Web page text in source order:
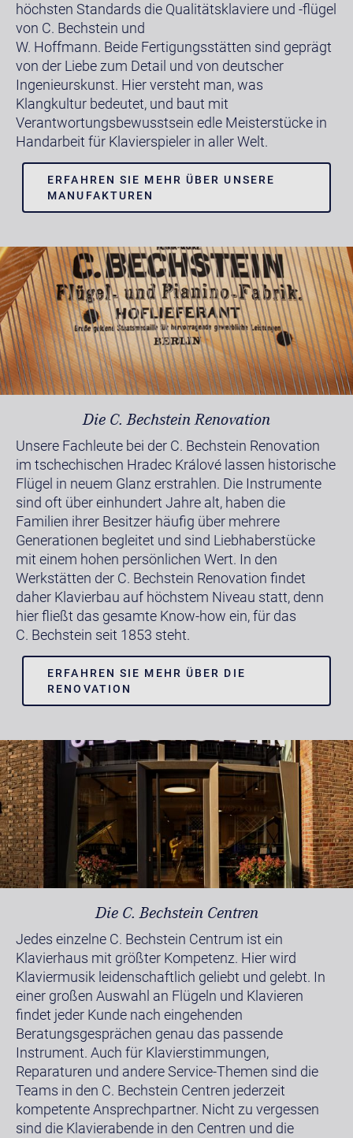
höchsten Standards die Qualitätsklaviere und -flügel
von C. Bechstein und
W. Hoffmann. Beide Fertigungsstätten sind geprägt
von der Liebe zum Detail und von deutscher
Ingenieurskunst. Hier versteht man, was
Klangkultur bedeutet, und baut mit
Verantwortungsbewusstsein edle Meisterstücke in
Handarbeit für Klavierspieler in aller Welt.
ERFAHREN SIE MEHR ÜBER UNSERE
MANUFAKTUREN
Die C. Bechstein Renovation
Unsere Fachleute bei der C. Bechstein Renovation
im tschechischen Hradec Králové lassen historische
Flügel in neuem Glanz erstrahlen. Die Instrumente
sind oft über einhundert Jahre alt, haben die
Familien ihrer Besitzer häufig über mehrere
Generationen begleitet und sind Liebhaberstücke
mit einem hohen persönlichen Wert. In den
Werkstätten der C. Bechstein Renovation findet
daher Klavierbau auf höchstem Niveau statt, denn
hier fließt das gesamte Know-how ein, für das
C. Bechstein seit 1853 steht.
ERFAHREN SIE MEHR ÜBER DIE
RENOVATION
Die C. Bechstein Centren
Jedes einzelne C. Bechstein Centrum ist ein
Klavierhaus mit größter Kompetenz. Hier wird
Klaviermusik leidenschaftlich geliebt und gelebt. In
einer großen Auswahl an Flügeln und Klavieren
findet jeder Kunde nach eingehenden
Beratungsgesprächen genau das passende
Instrument. Auch für Klavierstimmungen,
Reparaturen und andere Service-Themen sind die
Teams in den C. Bechstein Centren jederzeit
kompetente Ansprechpartner. Nicht zu vergessen
sind die Klavierabende in den Centren und die